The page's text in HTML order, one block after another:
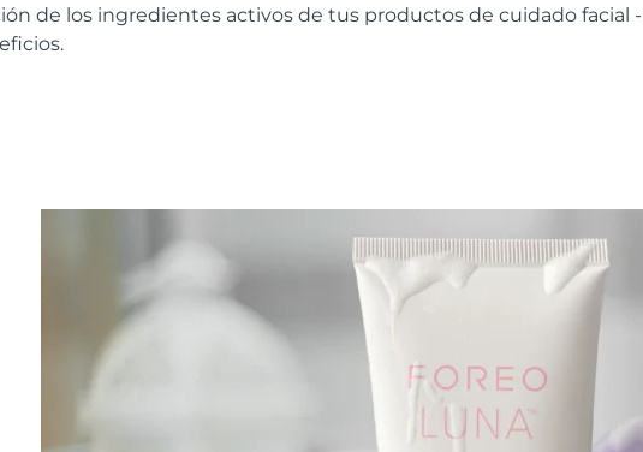
de los ingredientes activos de tus productos de cuidado facial -